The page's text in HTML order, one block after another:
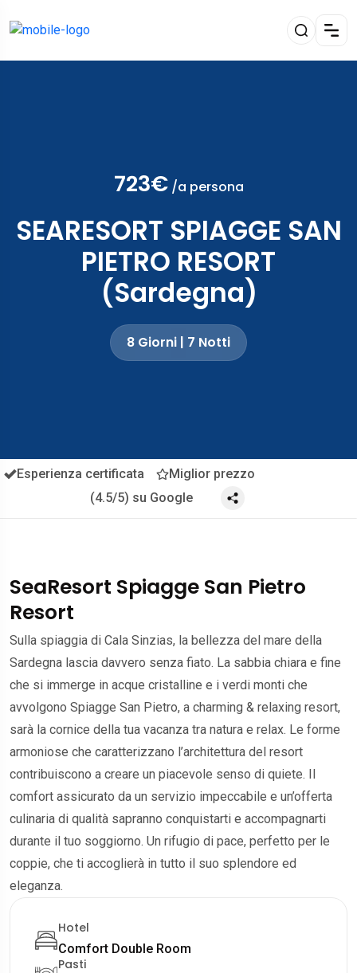
723€/a persona
SEARESORT SPIAGGE SAN
PIETRO RESORT
(Sardegna)
8 Giorni | 7 Notti
Esperienza certificata
Miglior prezzo
(4.5/5) su Google
SeaResort Spiagge San Pietro
Resort
Sulla spiaggia di Cala Sinzias, la bellezza del mare della
Sardegna lascia davvero senza fiato. La sabbia chiara e fine
che si immerge in acque cristalline e i verdi monti che
avvolgono Spiagge San Pietro, a charming & relaxing resort,
sarà la cornice della tua vacanza tra natura e relax. Le forme
armoniose che caratterizzano l’architettura del resort
contribuiscono a creare un piacevole senso di quiete. Il
comfort assicurato da un servizio impeccabile e un’offerta
culinaria di qualità sapranno conquistarti e accompagnarti
durante il tuo soggiorno. Un rifugio di pace, perfetto per le
coppie, che ti accoglierà in tutto il suo splendore ed
eleganza.
Hotel
Comfort Double Room
Pasti